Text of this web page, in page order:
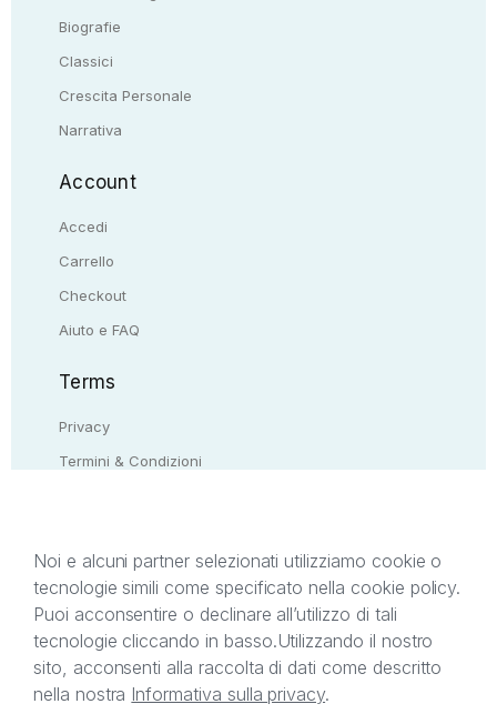
Biografie
Classici
Crescita Personale
Narrativa
Account
Accedi
Carrello
Checkout
Aiuto e FAQ
Terms
Privacy
Termini & Condizioni
Il presente sito web è di proprietà di StreetLib S.r.l.
titolare di tutti i diritti di proprietà intellettuale
afferenti ai marchi, loghi e segni distintivi presenti
sul sito web. Si invita l’utente a prendere visione
Noi e alcuni partner selezionati utilizziamo cookie o
tecnologie simili come specificato nella cookie policy.
Puoi acconsentire o declinare all’utilizzo di tali
tecnologie cliccando in basso.Utilizzando il nostro
sito, acconsenti alla raccolta di dati come descritto
nella nostra Informativa sulla privacy.